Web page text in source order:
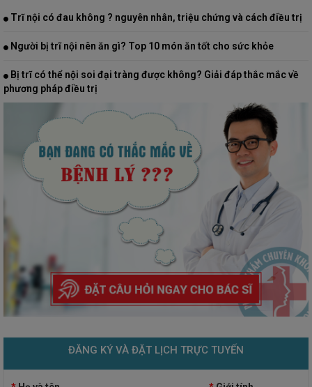
Trĩ nội có đau không ? nguyên nhân, triệu chứng và cách điều trị
Người bị trĩ nội nên ăn gì? Top 10 món ăn tốt cho sức khỏe
Bị trĩ có thể nội soi đại tràng được không? Giải đáp thắc mắc về
phương pháp điều trị
ĐĂNG KÝ VÀ ĐẶT LỊCH TRỰC TUYẾN